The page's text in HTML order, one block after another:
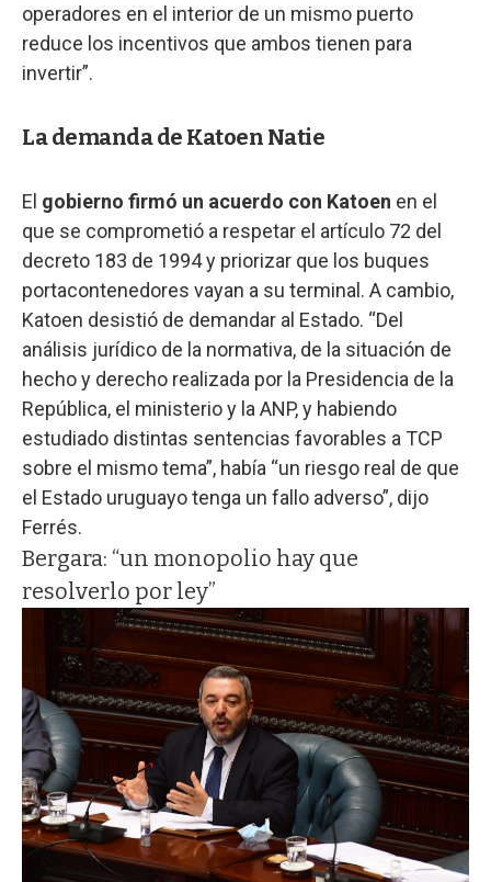
operadores en el interior de un mismo puerto
reduce los incentivos que ambos tienen para
invertir”.
La demanda de Katoen Natie
El gobierno firmó un acuerdo con Katoen en el
que se comprometió a respetar el artículo 72 del
decreto 183 de 1994 y priorizar que los buques
portacontenedores vayan a su terminal. A cambio,
Katoen desistió de demandar al Estado. “Del
análisis jurídico de la normativa, de la situación de
hecho y derecho realizada por la Presidencia de la
República, el ministerio y la ANP, y habiendo
estudiado distintas sentencias favorables a TCP
sobre el mismo tema”, había “un riesgo real de que
el Estado uruguayo tenga un fallo adverso”, dijo
Ferrés.
Bergara: “un monopolio hay que
resolverlo por ley”